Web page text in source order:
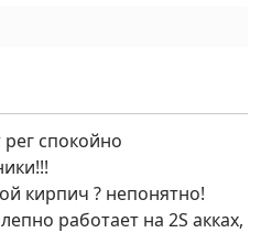
спокойно
кирпич ? непонятно!
работает на 2S акках,